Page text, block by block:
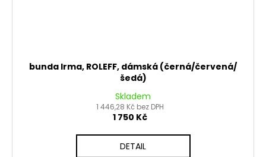
bunda Irma, ROLEFF, dámská (černá/červená/
šedá)
Skladem
1 446,28 Kč bez DPH
1 750 Kč
DETAIL